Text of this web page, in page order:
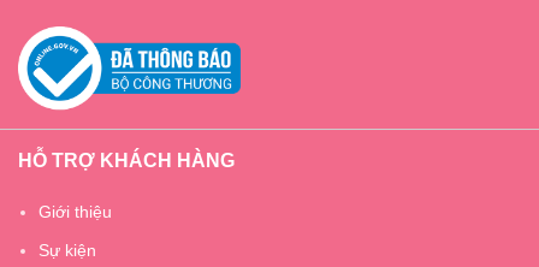
HỖ TRỢ KHÁCH HÀNG
Giới thiệu
Sự kiện